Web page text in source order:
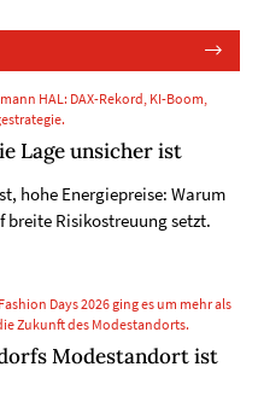
HAL: DAX-Rekord, KI-Boom,
Lage unsicher ist
hohe Energiepreise: Warum
Risikostreuung setzt.
Days 2026 ging es um mehr als
Zukunft des Modestandorts.
Modestandort ist